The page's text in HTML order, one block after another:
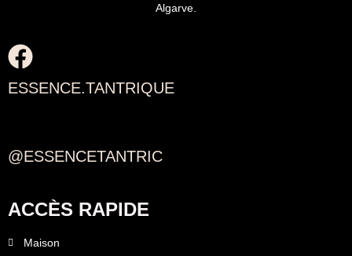
Algarve.
ESSENCE.TANTRIQUE
@ESSENCETANTRIC
ACCÈS RAPIDE
Maison